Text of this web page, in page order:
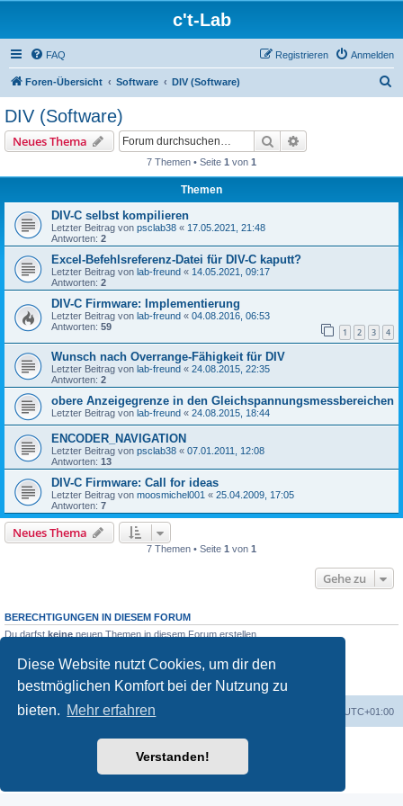
Diese Website nutzt Cookies, um dir den
bestmöglichen Komfort bei der Nutzung zu
bieten. Mehr erfahren
Verstanden!
c't-Lab
FAQ Anmelden
Registrieren
Foren-Übersicht Software DIV (Software)
DIV (Software)
Neues Thema Suche
7 Themen • Seite 1 von 1
Themen
DIV-C selbst kompilieren
Letzter Beitrag von psclab38 « 17.05.2021, 21:48
Antworten: 2
Excel-Befehlsreferenz-Datei für DIV-C kaputt?
Letzter Beitrag von lab-freund « 14.05.2021, 09:17
Antworten: 2
DIV-C Firmware: Implementierung
Letzter Beitrag von lab-freund « 04.08.2016, 06:53
Antworten: 59 1 2 3 4
Wunsch nach Overrange-Fähigkeit für DIV
Letzter Beitrag von lab-freund « 24.08.2015, 22:35
Antworten: 2
obere Anzeigegrenze in den Gleichspannungsmessbereichen
Letzter Beitrag von lab-freund « 24.08.2015, 18:44
ENCODER_NAVIGATION
Letzter Beitrag von psclab38 « 07.01.2011, 12:08
Antworten: 13
DIV-C Firmware: Call for ideas
Letzter Beitrag von moosmichel001 « 25.04.2009, 17:05
Antworten: 7
Neues Thema
7 Themen • Seite 1 von 1
Gehe zu
BERECHTIGUNGEN IN DIESEM FORUM
Du darfst keine neuen Themen in diesem Forum erstellen.
Du darfst deine Beiträge in diesem Forum nicht ändern.
Du darfst deine Beiträge in diesem Forumnichtlöschen.
Du darfstkeine Dateianhänge in diesem Forum erstellen.
Foren-Übersicht UTC+01:00
Powered by
® Forum Software © phpBB Limited
Deutsche Übersetzung durch
Datenschutz|Nutzungsbedingungen